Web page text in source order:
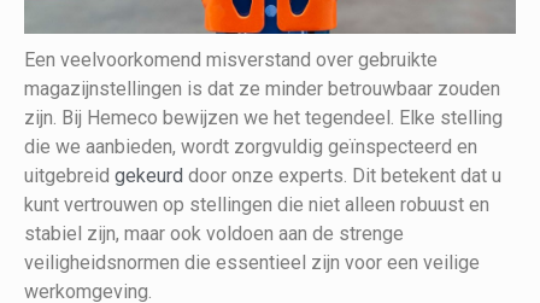
Een veelvoorkomend misverstand over gebruikte
magazijnstellingen is dat ze minder betrouwbaar zouden
zijn. Bij Hemeco bewijzen we het tegendeel. Elke stelling
die we aanbieden, wordt zorgvuldig geïnspecteerd en
uitgebreid gekeurd door onze experts. Dit betekent dat u
kunt vertrouwen op stellingen die niet alleen robuust en
stabiel zijn, maar ook voldoen aan de strenge
veiligheidsnormen die essentieel zijn voor een veilige
werkomgeving.